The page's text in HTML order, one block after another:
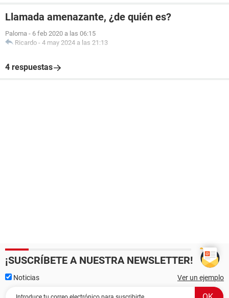
Llamada amenazante, ¿de quién es?
Paloma - 6 feb 2020 a las 06:15
Ricardo - 4 may 2024 a las 21:13
4 respuestas
¡SUSCRÍBETE A NUESTRA NEWSLETTER!
Noticias Ver un ejemplo